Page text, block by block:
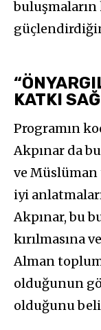
buluşmaların
KATKI
Programın
Akpınar da
ve
iyi
Akpınar, bu
kırılmasına
Alman
olduğunun
olduğunu